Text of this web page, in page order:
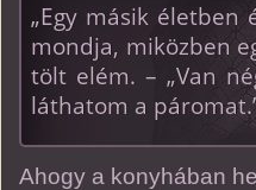
„Egy másik életben
mondja, miközben
tölt elém. – „Van
láthatom a
Ahogy a konyhában